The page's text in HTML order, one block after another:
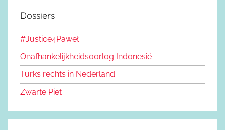
Dossiers
#Justice4Paweł
Onafhankelijkheidsoorlog Indonesië
Turks rechts in Nederland
Zwarte Piet